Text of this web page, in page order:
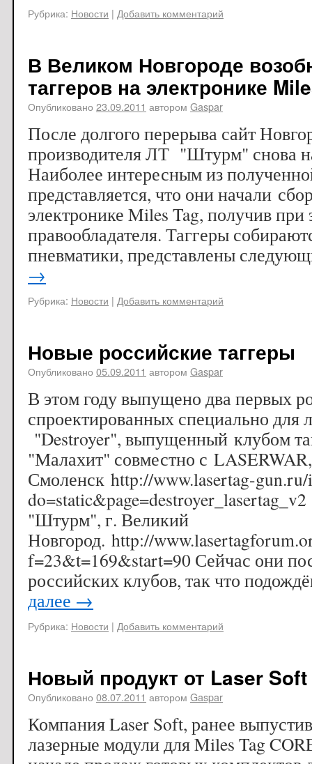
Рубрика: Новости | Добавить комментарий
В Великом Новгороде
таггеров на электронике
Опубликовано 23.09.2011 автором Gaspar
После долгого перерыва сайт
производителя ЛТ "Штурм" снова
Наиболее интересным из
представляется, что они начали
электронике Miles Tag, получив
правообладателя. Таггеры
пневматики, представлены
→
Рубрика: Новости | Добавить комментарий
Новые российские таггеры
Опубликовано 05.09.2011 автором Gaspar
В этом году выпущено два первых
спроектированных специально для
"Destroyer", выпущенный клубом
"Малахит" совместно с
Смоленск http://www.lasertag-gun.ru/
"Штурм", г. Великий
Новгород. http://
f=23&t=169&start=90 Сейчас они
российских клубов, так что
далее →
Рубрика: Новости | Добавить комментарий
Новый продукт от Laser Soft
Опубликовано 08.07.2011 автором Gaspar
Компания Laser Soft, ранее
лазерные модули для Miles Tag